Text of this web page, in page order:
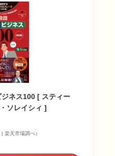
ネス100 [ スティー
ソレイシィ ]
楽天市場調べ）